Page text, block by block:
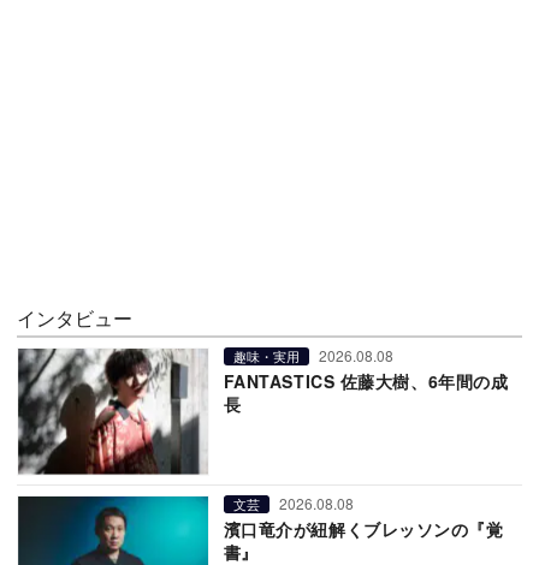
インタビュー
趣味・実用 2026.08.08
FANTASTICS 佐藤大樹、6年間の成
長
文芸 2026.08.08
濱口竜介が紐解くブレッソンの『覚
書』